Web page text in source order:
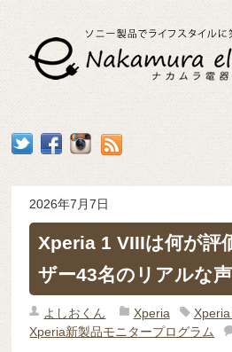
2026年7月7日
Xperia 1 VIIIは何が評
ザー43名のリアルな
よしおくん Xperia
Xperia新製品モニタープログラム